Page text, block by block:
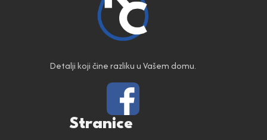
Detalji koji čine razliku u Vašem domu.
Stranice